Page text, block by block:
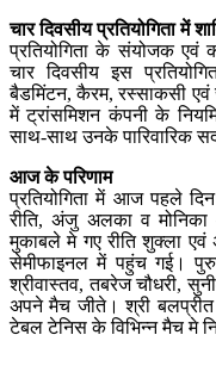
चार दिवसीय प्रतियोगिता में
प्रतियोगिता के संयोजक एवं
चार दिवसीय इस
बैडमिंटन, कैरम, रस्साकसी एवं
में ट्रांसमिशन कंपनी के
साथ-साथ उनके पारिवारिक
आज के परिणाम
प्रतियोगिता में आज पहले
रीति, अंजु अलका व
मुकाबले मे गए रीति शुक्ला एवं
सेमीफाइनल में पहुंच गई।
श्रीवास्तव, तबरेज चौधरी,
अपने मैच जीते। श्री
टेबल टेनिस के विभिन्न मैच मे